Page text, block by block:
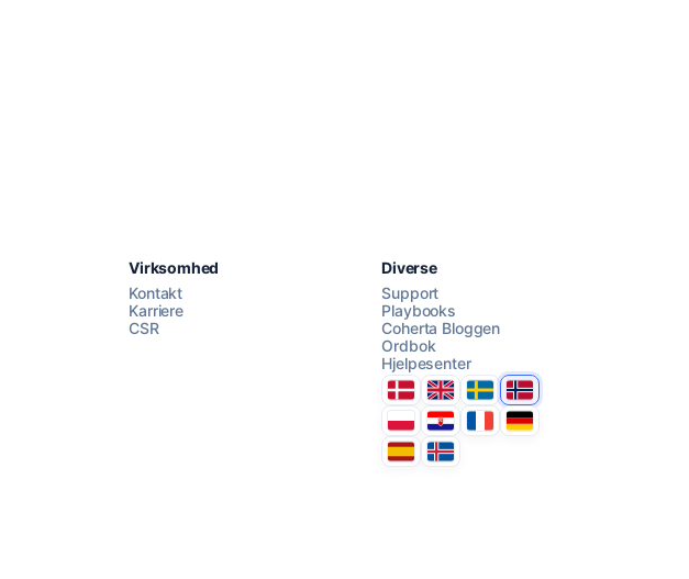
AI Campaign Assist Chat with us
Virksomhed
Kontakt
Karriere
CSR
Diverse
Support
Playbooks
Coherta Bloggen
Ordbok
Hjelpesenter
DanmarkUnited Kingdom
SverigeNorge
PolskaHrvatskaFranceDeutschland
EspanaÍsland